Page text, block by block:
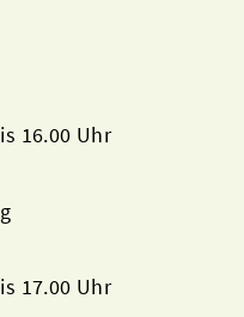
16.00 Uhr
17.00 Uhr